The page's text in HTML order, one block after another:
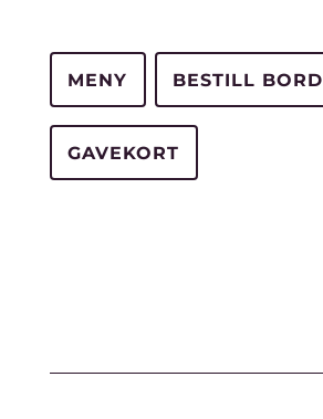
MENY BESTILL BORD
GAVEKORT